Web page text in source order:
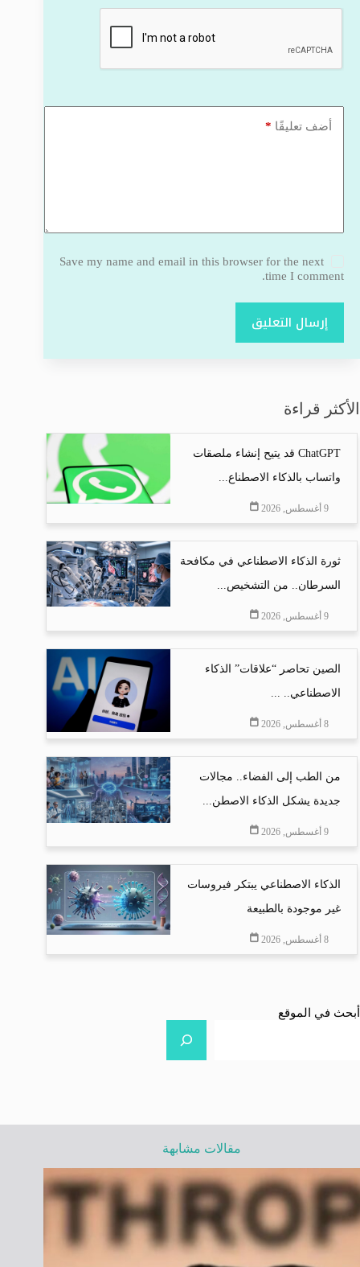
أضف تعليقًا *
Save my name and email in this browser for the next
time I comment.
إرسال التعليق
الأكثر قراءة
ChatGPT قد يتيح إنشاء ملصقات
واتساب بالذكاء الاصطناع...
9 أغسطس, 2026
ثورة الذكاء الاصطناعي في مكافحة
السرطان.. من التشخيص...
9 أغسطس, 2026
الصين تحاصر “علاقات” الذكاء
الاصطناعي.. ...
8 أغسطس, 2026
من الطب إلى الفضاء.. مجالات
جديدة يشكل الذكاء الاصطن...
9 أغسطس, 2026
الذكاء الاصطناعي يبتكر فيروسات
غير موجودة بالطبيعة
8 أغسطس, 2026
أبحث في الموقع
مقالات مشابهة